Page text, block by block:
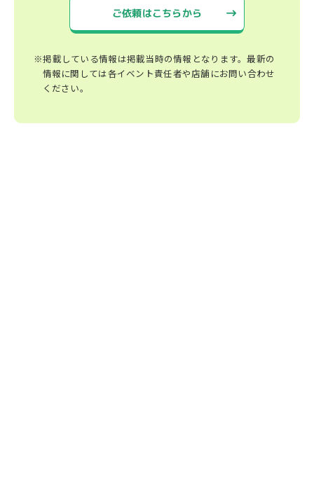
ご依頼はこちらから
※掲載している情報は掲載当時の情報となります。最新の
情報に関しては各イベント責任者や店舗にお問い合わせ
ください。